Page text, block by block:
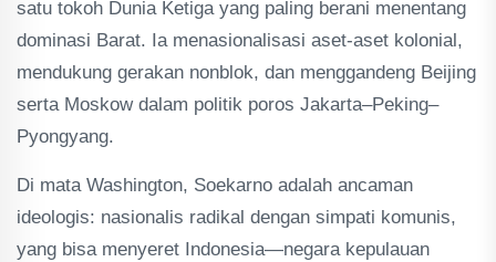
satu tokoh Dunia Ketiga yang paling berani menentang
dominasi Barat. Ia menasionalisasi aset-aset kolonial,
mendukung gerakan nonblok, dan menggandeng Beijing
serta Moskow dalam politik poros Jakarta–Peking–
Pyongyang.
Di mata Washington, Soekarno adalah ancaman
ideologis: nasionalis radikal dengan simpati komunis,
yang bisa menyeret Indonesia—negara kepulauan